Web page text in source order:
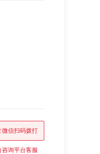
微信扫码拨打
咨询平台客服